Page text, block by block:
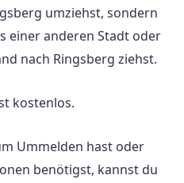
umziehst, sondern
einer anderen Stadt oder
nach Ringsberg ziehst.
kostenlos.
Ummelden hast oder
benötigst, kannst du